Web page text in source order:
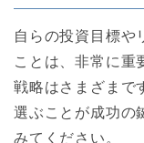
自らの投資目標や
ことは、非常に重
戦略はさまざまで
選ぶことが成功の
みてください。